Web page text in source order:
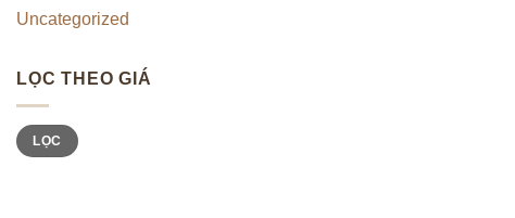
Uncategorized
LỌC THEO GIÁ
Giá
tối
thiểu
Giá
tối
đa
LỌC